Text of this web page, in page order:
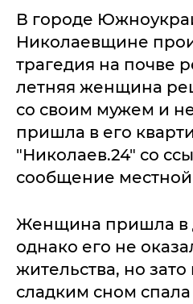
В городе
Николаевщине
трагедия на почве
летняя женщина
со своим мужем и
пришла в его
"Николаев.24" со
сообщение
Женщина пришла в
однако его не
жительства, но зато
сладким сном